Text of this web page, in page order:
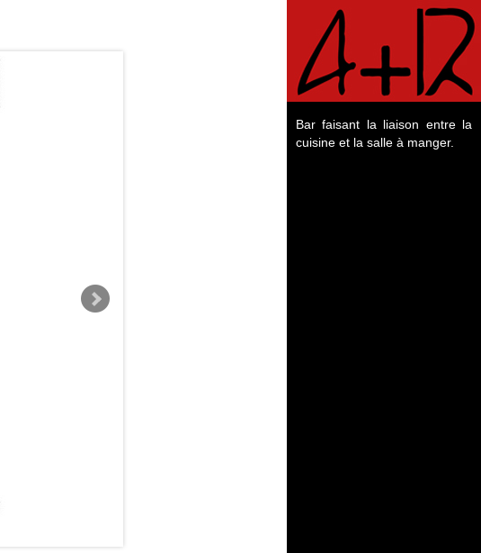
Bar faisant la liaison entre la
cuisine et la salle à manger.